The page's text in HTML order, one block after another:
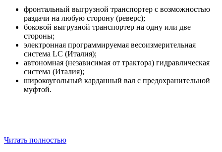
фронтальный выгрузной транспортер с возможностью
раздачи на любую сторону (реверс);
боковой выгрузной транспортер на одну или две
стороны;
электронная программируемая весоизмерительная
система LC (Италия);
автономная (независимая от трактора) гидравлическая
система (Италия);
широкоугольный карданный вал с предохранительной
муфтой.
Читать полностью